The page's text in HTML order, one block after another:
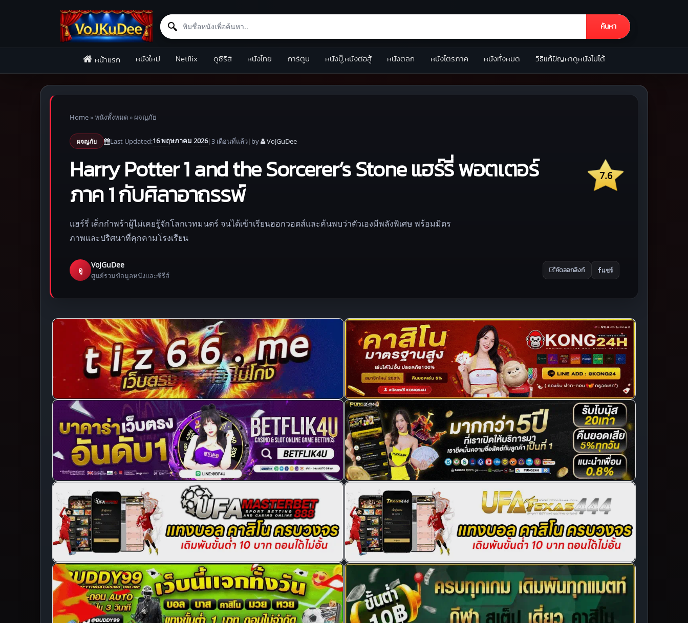
Search for:
ค้นหา
หน้าแรก หนังใหม่ Netflix ดูซีรีส์ หนังไทย การ์ตูน หนังบู๊,หนังต่อสู้ หนังตลก หนังไตรภาค หนังทั้งหมด วิธีแก้ปัญหาดูหนังไม่ได้
Home»หนังทั้งหมด»ผจญภัย
ผจญภัย Last Updated:16 พฤษภาคม 2026|3 เดือนที่แล้ว| by VoJGuDee
7.6
Harry Potter 1 and the Sorcerer’s Stone แฮร์รี่ พอตเตอร์
ภาค 1 กับศิลาอาถรรพ์
แฮร์รี่ เด็กกำพร้าผู้ไม่เคยรู้จักโลกเวทมนตร์ จนได้เข้าเรียนฮอกวอตส์และค้นพบว่าตัวเองมีพลังพิเศษ พร้อมมิตร
ภาพและปริศนาที่คุกคามโรงเรียน
ดู
VoJGuDee
ศูนย์รวมข้อมูลหนังและซีรีส์
คัดลอกลิงก์ แชร์